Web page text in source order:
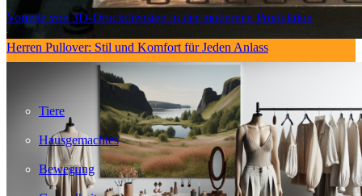
Vorteile von 3D-Druckdiensten in der modernen Produktion
Herren Pullover: Stil und Komfort für Jeden Anlass
Tiere
Hausgemachtes
Bewegung